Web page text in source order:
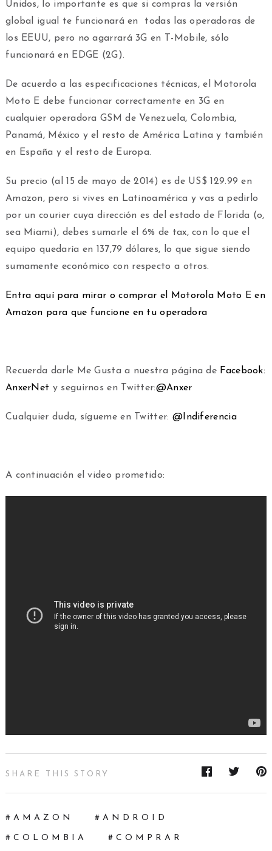
Unidos, lo importante es que si compras la versión
global igual te funcionará en todas las operadoras de
los EEUU, pero no agarrará 3G en T-Mobile, sólo
funcionará en EDGE (2G).
De acuerdo a las especificaciones técnicas, el Motorola
Moto E debe funcionar correctamente en 3G en
cualquier operadora GSM de Venezuela, Colombia,
Panamá, México y el resto de América Latina y también
en España y el resto de Europa.
Su precio (al 15 de mayo de 2014) es de US$ 129.99 en
Amazon, pero si vives en Latinoamérica y vas a pedirlo
por un courier cuya dirección es del estado de Florida (o,
sea Miami), debes sumarle el 6% de tax, con lo que el
equipo quedaría en 137,79 dólares, lo que sigue siendo
sumamente económico con respecto a otros.
Entra aquí para mirar o comprar el Motorola Moto E en
Amazon para que funcione en tu operadora
Recuerda darle Me Gusta a nuestra página de Facebook:
AnxerNet y seguirnos en Twitter:@Anxer
Cualquier duda, sígueme en Twitter: @Indiferencia
A continuación el video prometido:
SHARE THIS STORY
AMAZON ANDROID
COLOMBIA COMPRAR